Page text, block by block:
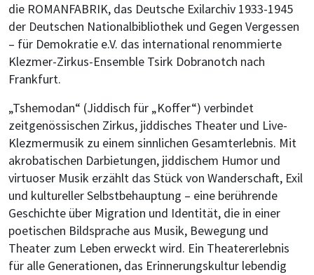
die ROMANFABRIK, das Deutsche Exilarchiv 1933-1945
der Deutschen Nationalbibliothek und Gegen Vergessen
– für Demokratie e.V. das international renommierte
Klezmer-Zirkus-Ensemble Tsirk Dobranotch nach
Frankfurt.
„Tshemodan“ (Jiddisch für „Koffer“) verbindet
zeitgenössischen Zirkus, jiddisches Theater und Live-
Klezmermusik zu einem sinnlichen Gesamterlebnis. Mit
akrobatischen Darbietungen, jiddischem Humor und
virtuoser Musik erzählt das Stück von Wanderschaft, Exil
und kultureller Selbstbehauptung – eine berührende
Geschichte über Migration und Identität, die in einer
poetischen Bildsprache aus Musik, Bewegung und
Theater zum Leben erweckt wird. Ein Theatererlebnis
für alle Generationen, das Erinnerungskultur lebendig